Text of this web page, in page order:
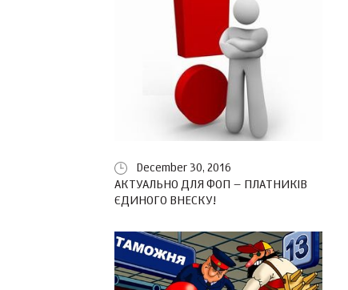
December 30, 2016
АКТУАЛЬНО ДЛЯ ФОП – ПЛАТНИКІВ
ЄДИНОГО ВНЕСКУ!